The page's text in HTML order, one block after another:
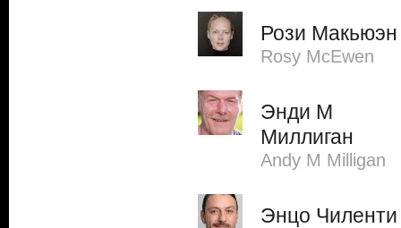
Рози Макьюэн
Rosy McEwen
Энди М
Миллиган
Andy M Milligan
Энцо Чиленти